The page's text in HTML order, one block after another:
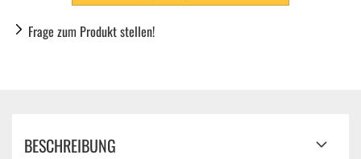
Frage zum Produkt stellen!
BESCHREIBUNG